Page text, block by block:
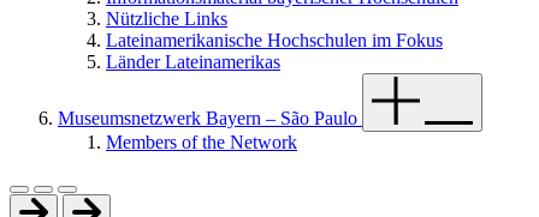
Nützliche Links
Lateinamerikanische Hochschulen im Fokus
Länder Lateinamerikas
Museumsnetzwerk Bayern – São Paulo
Members of the Network